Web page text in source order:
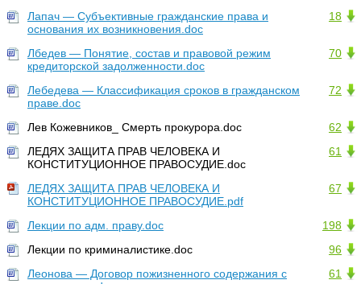
18
Лапач — Субъективные гражданские права и
основания их возникновения.doc
70
Лбедев — Понятие, состав и правовой режим
кредиторской задолженности.doc
72
Лебедева — Классификация сроков в гражданском
праве.doc
62
Лев Кожевников_ Смерть прокурора.doc
61
ЛЕДЯХ ЗАЩИТА ПРАВ ЧЕЛОВЕКА И
КОНСТИТУЦИОННОЕ ПРАВОСУДИЕ.doc
67
ЛЕДЯХ ЗАЩИТА ПРАВ ЧЕЛОВЕКА И
КОНСТИТУЦИОННОЕ ПРАВОСУДИЕ.pdf
198
Лекции по адм. праву.doc
96
Лекции по криминалистике.doc
61
Леонова — Договор пожизненного содержания с